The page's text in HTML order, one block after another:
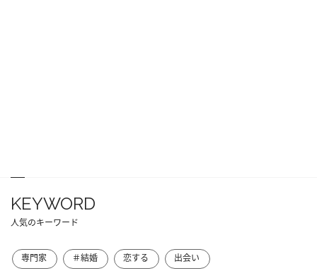
KEYWORD
人気のキーワード
専門家 ＃結婚 恋する 出会い